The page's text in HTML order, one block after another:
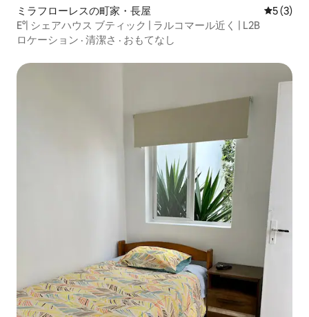
ミラフローレスの町家・長屋 レビュー
5 (3)
E°| シェアハウス ブティック | ラルコマール近く | L2B
ロケーション · 清潔さ · おもてなし